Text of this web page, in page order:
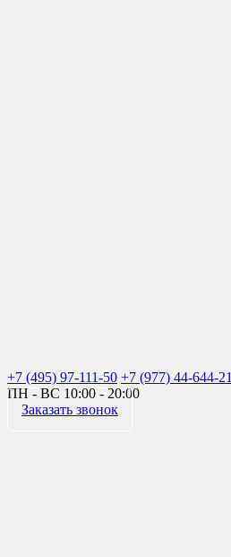
+7 (495) 97-111-50 +7 (977) 44-644-21
ПН - ВС 10:00 - 20:00
Заказать звонок